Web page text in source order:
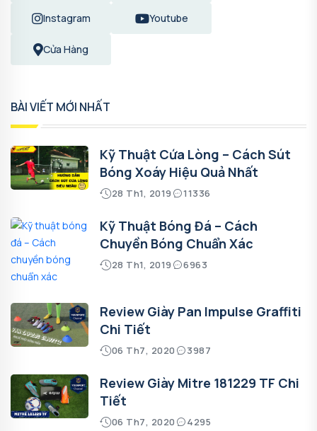
Instagram Youtube
Cửa Hàng
BÀI VIẾT MỚI NHẤT
Kỹ Thuật Cứa Lòng – Cách Sút
Bóng Xoáy Hiệu Quả Nhất
28 Th1, 2019 11336
Kỹ Thuật Bóng Đá – Cách
Chuyền Bóng Chuẩn Xác
28 Th1, 2019 6963
Review Giày Pan Impulse Graffiti
Chi Tiết
06 Th7, 2020 3987
Review Giày Mitre 181229 TF Chi
Tiết
06 Th7, 2020 4295